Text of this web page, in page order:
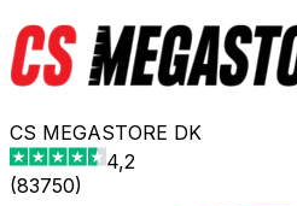
CS MEGASTORE DK
4,2
(83750)